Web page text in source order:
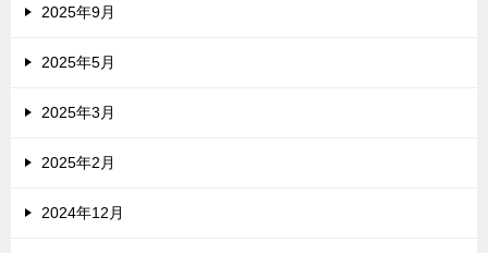
2025年9月
2025年5月
2025年3月
2025年2月
2024年12月